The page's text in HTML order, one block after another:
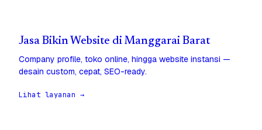
Jasa Bikin Website di Manggarai Barat
Company profile, toko online, hingga website instansi —
desain custom, cepat, SEO-ready.
Lihat layanan →